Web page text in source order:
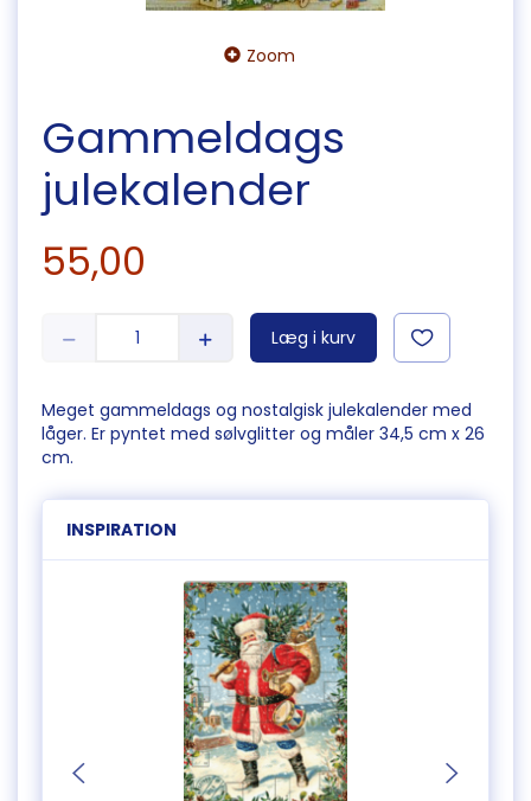
Zoom
Gammeldags
julekalender
55,00
Læg i kurv
Meget gammeldags og nostalgisk julekalender med
låger. Er pyntet med sølvglitter og måler 34,5 cm x 26
cm.
INSPIRATION